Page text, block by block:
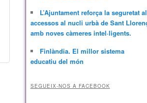
L’Ajuntament reforça la seguretat
accessos al nucli urbà de Sant
amb noves càmeres intel·ligents.
Finlàndia. El millor sistema
educatiu del món
SEGUEIX-NOS A FACEBOOK